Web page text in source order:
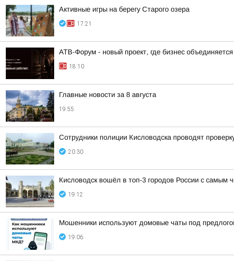
Активные игры на берегу Старого озера
17:21
АТВ-Форум - новый проект, где бизнес объединяется
18:10
Главные новости за 8 августа
19:55
Сотрудники полиции Кисловодска проводят
20:30
Кисловодск вошёл в топ-3 городов России с самым
19:12
Мошенники используют домовые чаты под
19:06